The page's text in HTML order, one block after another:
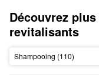
Découvrez
revitalisants
Shampooing (110)